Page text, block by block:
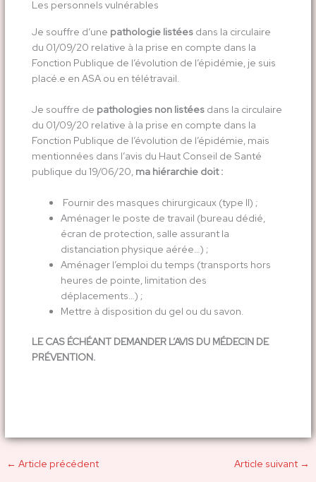
Les personnels vulnérables
Je souffre d’une pathologie listéesdans la circulaire
du 01/09/20 relative à la prise en compte dans la
Fonction Publique de l’évolution de l’épidémie, je suis
placé.e en ASA ou en télétravail.
Je souffre de pathologies non listéesdans la circulaire
du 01/09/20 relative à la prise en compte dans la
Fonction Publique de l’évolution de l’épidémie, mais
mentionnées dans l’avis du Haut Conseil de Santé
publique du 19/06/20, ma hiérarchie doit :
Fournir des masques chirurgicaux (type II) ;
Aménager le poste de travail (bureau dédié,
écran de protection, salle assurant la
distanciation physique aérée…) ;
Aménager l’emploi du temps (transports hors
heures de pointe, limitation des
déplacements…) ;
Mettre à disposition du gel ou du savon.
LE CAS ÉCHÉANT DEMANDER L’AVIS DU MÉDECIN DE
PRÉVENTION.
← Article précédent Article suivant →